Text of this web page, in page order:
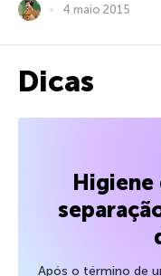
4 maio 2015
Dicas
Higiene
Após o término de